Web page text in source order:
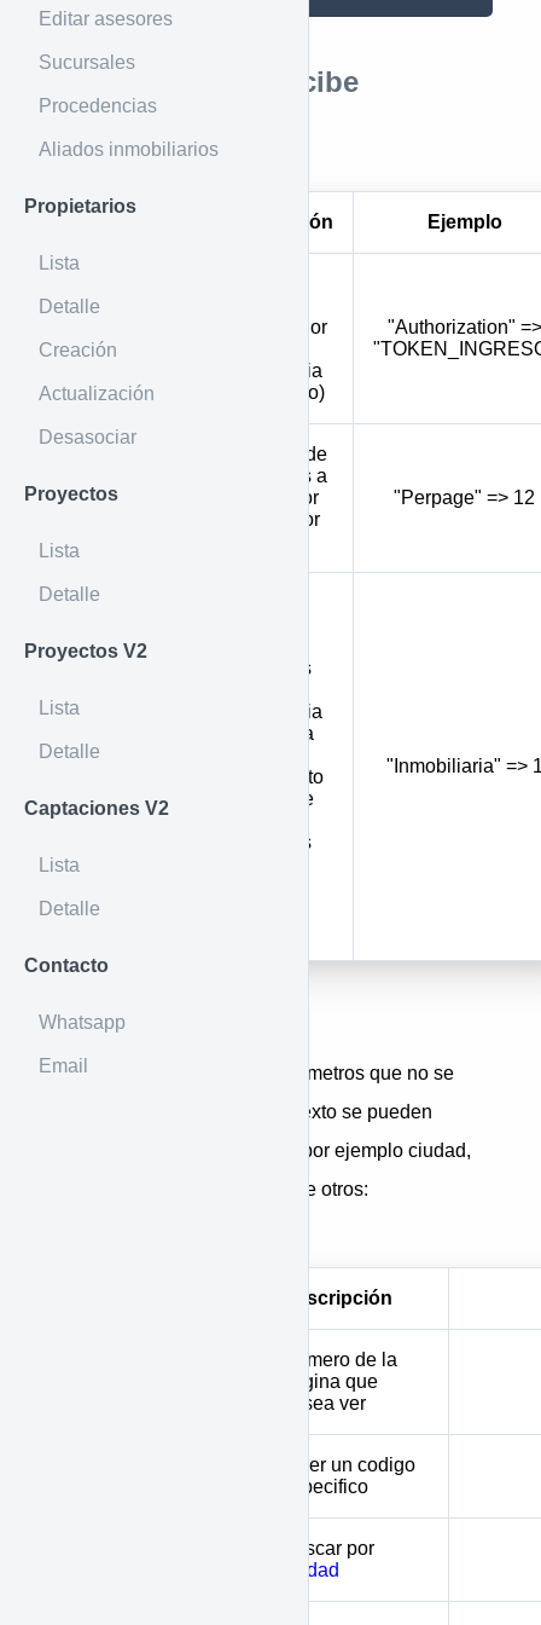
Editar asesores
Sucursales
Procedencias
Aliados inmobiliarios
Propietarios
Lista
Detalle
Creación
Actualización
Desasociar
Proyectos
Lista
Detalle
Proyectos V2
Lista
Detalle
Captaciones V2
Lista
Detalle
Contacto
Whatsapp
Email
Parámetros que recibe
Por Header
Descripción Ejemplo
Authorization
identificador
inmobiliaria
(obligatorio)
"Authorization" =>
Perpage
Cantidad de
inmuebles a
mostrar por
página (por
"Perpage" => 12
inmuebles
inmobiliaria
si se envía
(por defecto
0 y solo se
inmuebles
"Inmobiliaria" =>
Por URL
En general la mayoría de parámetros que no se
trate de rangos o campos de texto se pueden
buscar con valores múltiples, por ejemplo ciudad,
tipo de inmueble, gestión, entre otros:
Descripción
Numero de la
pagina que
desea ver
Traer un codigo
especifico
Buscar por
ciudad